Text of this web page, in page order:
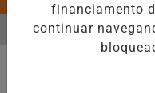
5,1 MIL NOVAS VAGAS DO
financiamento
continuar